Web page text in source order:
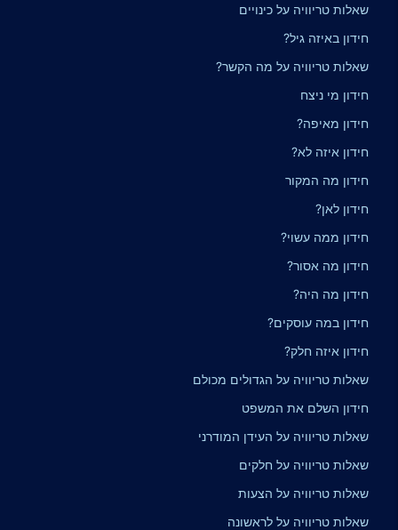
שאלות טריוויה על כינויים
חידון באיזה גיל?
שאלות טריוויה על מה הקשר?
חידון מי ניצח
חידון מאיפה?
חידון איזה לא?
חידון מה המקור
חידון לאן?
חידון ממה עשוי?
חידון מה אסור?
חידון מה היה?
חידון במה עוסקים?
חידון איזה חלק?
שאלות טריוויה על הגדולים מכולם
חידון השלם את המשפט
שאלות טריוויה על העידן המודרני
שאלות טריוויה על חלקים
שאלות טריוויה על הצעות
שאלות טריוויה על לראשונה